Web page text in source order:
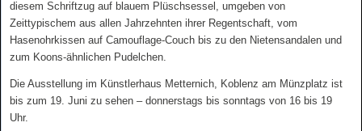
diesem Schriftzug auf blauem Plüschsessel, umgeben von
Zeittypischem aus allen Jahrzehnten ihrer Regentschaft, vom
Hasenohrkissen auf Camouflage-Couch bis zu den Nietensandalen und
zum Koons-ähnlichen Pudelchen.
Die Ausstellung im Künstlerhaus Metternich, Koblenz am Münzplatz ist
bis zum 19. Juni zu sehen – donnerstags bis sonntags von 16 bis 19
Uhr.